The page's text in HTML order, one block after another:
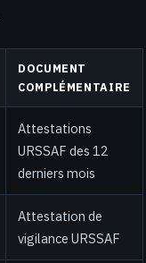
DOCUMENT
COMPLÉMENTAIRE
Attestations
URSSAF des 12
derniers mois
Attestation de
vigilance URSSAF